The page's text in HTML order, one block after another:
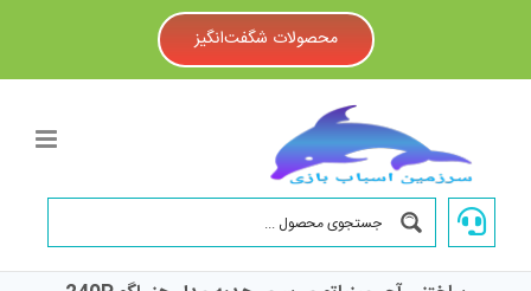
محصولات شگفت‌انگیز